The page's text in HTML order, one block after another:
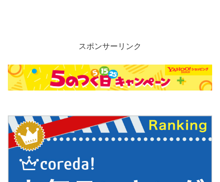
スポンサーリンク